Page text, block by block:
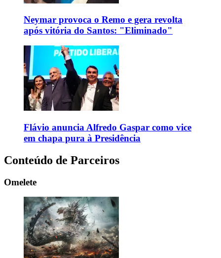
Neymar provoca o Remo e gera revolta
após vitória do Santos: "Eliminado"
Flávio anuncia Alfredo Gaspar como vice
em chapa pura à Presidência
Conteúdo de Parceiros
Omelete